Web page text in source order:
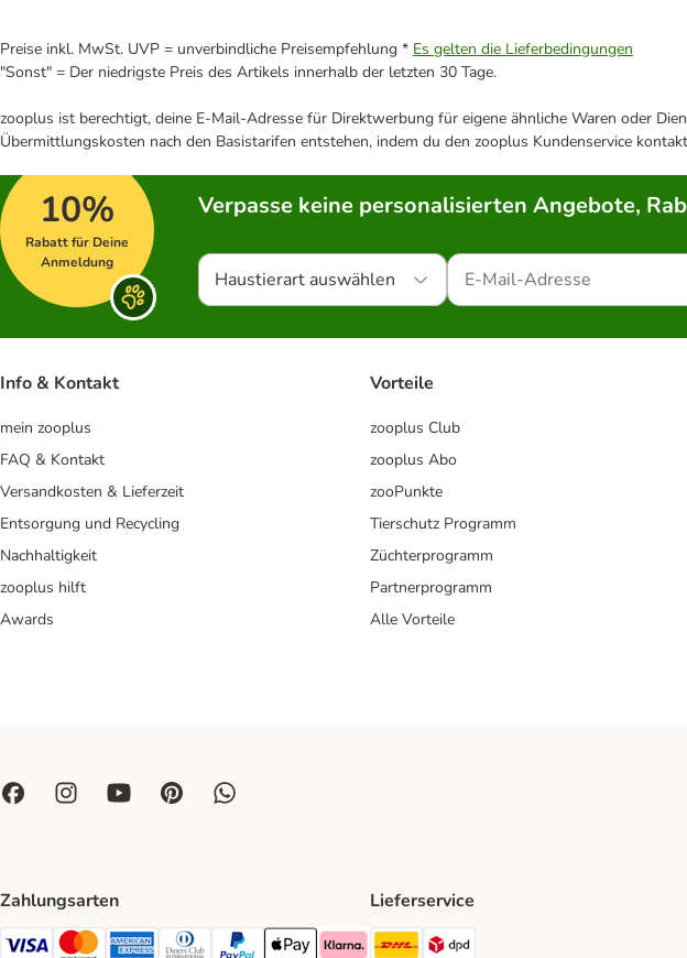
Preise inkl. MwSt. UVP = unverbindliche Preisempfehlung * Es gelten die Lieferbedingungen
"Sonst" = Der niedrigste Preis des Artikels innerhalb der letzten 30 Tage.
zooplus ist berechtigt, deine E-Mail-Adresse für Direktwerbung für eigene ähnliche Waren oder
Übermittlungskosten nach den Basistarifen entstehen, indem du den zooplus Kundenservice
10%
Rabatt für Deine
Anmeldung
Verpasse keine personalisierten Angebote,
Haustierart auswählen
Info & Kontakt
mein zooplus
FAQ & Kontakt
Versandkosten & Lieferzeit
Entsorgung und Recycling
Nachhaltigkeit
zooplus hilft
Awards
Vorteile
zooplus Club
zooplus Abo
zooPunkte
Tierschutz Programm
Züchterprogramm
Partnerprogramm
Alle Vorteile
Zahlungsarten Lieferservice
DHL Shipping Method